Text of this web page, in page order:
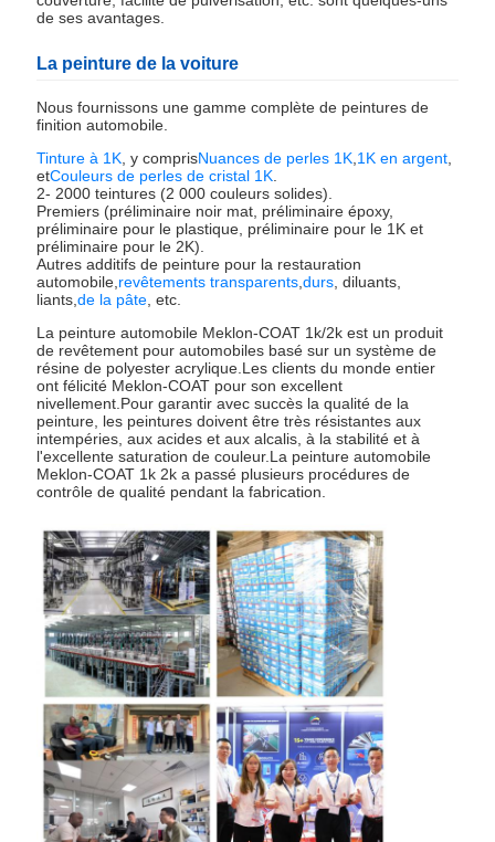
de ses avantages.
La peinture de la voiture
Nous fournissons une gamme complète de peintures de
finition automobile.
Tinture à 1K, y comprisNuances de perles 1K,1K en argent,
etCouleurs de perles de cristal 1K.
2- 2000 teintures (2 000 couleurs solides).
Premiers (préliminaire noir mat, préliminaire époxy,
préliminaire pour le plastique, préliminaire pour le 1K et
préliminaire pour le 2K).
Autres additifs de peinture pour la restauration
automobile,revêtements transparents,durs, diluants,
liants,de la pâte, etc.
La peinture automobile Meklon-COAT 1k/2k est un produit
de revêtement pour automobiles basé sur un système de
résine de polyester acrylique.Les clients du monde entier
ont félicité Meklon-COAT pour son excellent
nivellement.Pour garantir avec succès la qualité de la
peinture, les peintures doivent être très résistantes aux
intempéries, aux acides et aux alcalis, à la stabilité et à
l'excellente saturation de couleur.La peinture automobile
Meklon-COAT 1k 2k a passé plusieurs procédures de
contrôle de qualité pendant la fabrication.